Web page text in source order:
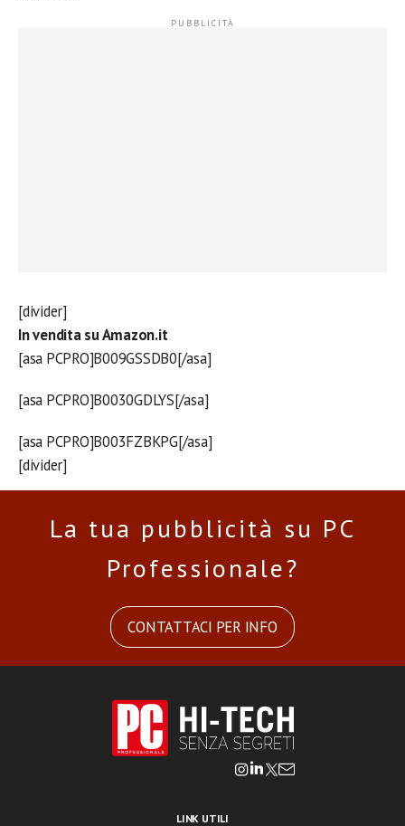
[divider]
In vendita su Amazon.it
[asa PCPRO]B009GSSDB0[/asa]
[asa PCPRO]B0030GDLYS[/asa]
[asa PCPRO]B003FZBKPG[/asa]
[divider]
La tua pubblicità su PC
Professionale?
CONTATTACI PER INFO
LINK UTILI